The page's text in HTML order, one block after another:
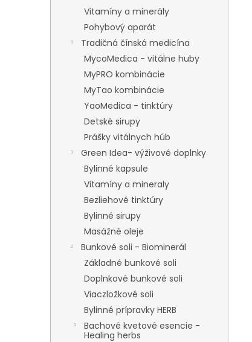
Vitamíny a minerály
Pohybový aparát
Tradičná čínská medicína
MycoMedica - vitálne huby
MyPRO kombinácie
MyTao kombinácie
YaoMedica - tinktúry
Detské sirupy
Prášky vitálnych húb
Green Idea- výživové doplnky
Bylinné kapsule
Vitamíny a mineraly
Bezliehové tinktúry
Bylinné sirupy
Masážné oleje
Bunkové soli - Biominerál
Základné bunkové soli
Doplnkové bunkové soli
Viaczložkové soli
Bylinné prípravky HERB
Bachové kvetové esencie -
Healing herbs